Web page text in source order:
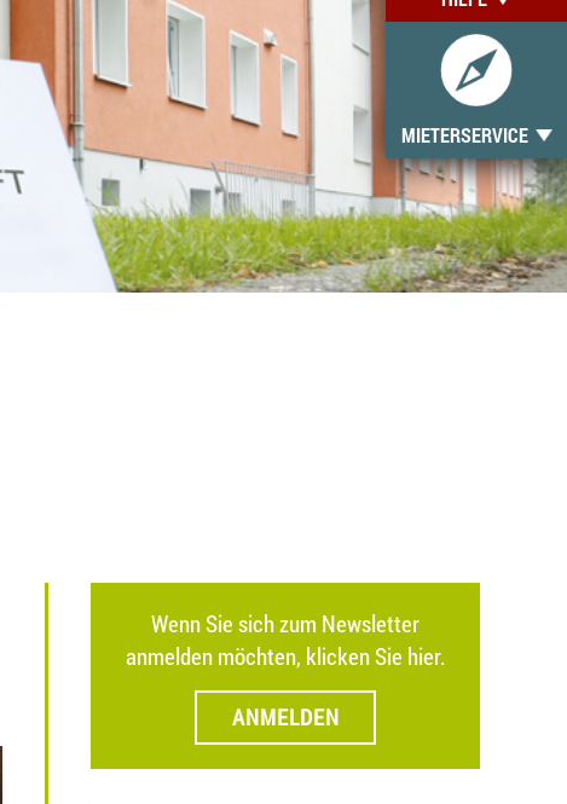
MIETERSERVICE
Wenn Sie sich zum Newsletter
anmelden möchten, klicken Sie hier.
ANMELDEN